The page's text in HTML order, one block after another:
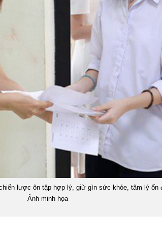
lược ôn tập hợp lý, giữ gìn sức khỏe, tâm lý ổn
Ảnh minh họa